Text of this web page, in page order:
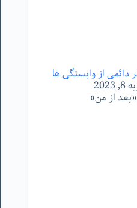
دائمی از وابستگی ها
از من»